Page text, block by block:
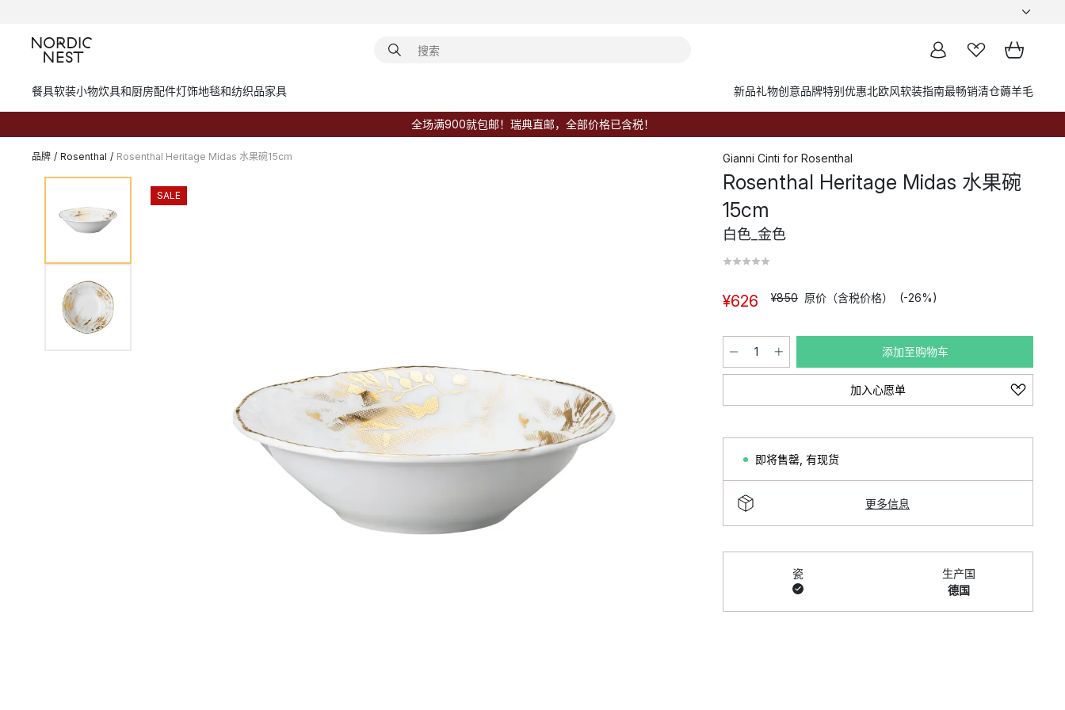
餐具软装小物炊具和厨房配件灯饰地毯和纺织品家具 新品礼物创意品牌特别优惠北欧风软装指南最畅销清仓薅羊毛
全场满900就包邮！瑞典直邮，全部价格已含税！
品牌 / Rosenthal / Rosenthal Heritage Midas 水果碗15cm
SALE
Gianni Cinti for Rosenthal
Rosenthal Heritage Midas 水果碗
15cm
白色_金色
¥626 ¥850 原价（含税价格） (-26%)
添加至购物车
加入心愿单
即将售罄 有现货
更多信息
瓷
生产国
德国